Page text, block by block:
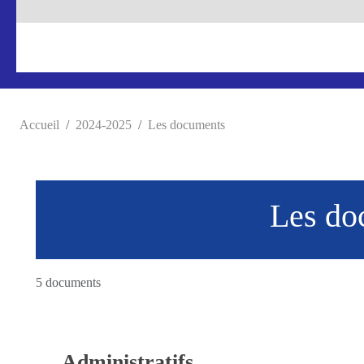
Accueil 2024-2025 Les documents
Les
5 documents